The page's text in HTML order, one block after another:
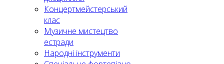
Концертмейстерський
клас
Музичне мистецтво
естради
Народні інструменти